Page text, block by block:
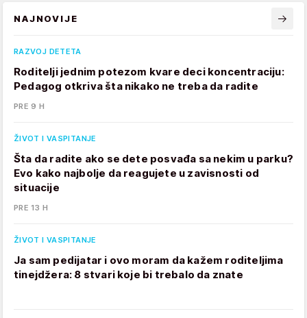
NAJNOVIJE
RAZVOJ DETETA
Roditelji jednim potezom kvare deci koncentraciju:
Pedagog otkriva šta nikako ne treba da radite
PRE 9 H
ŽIVOT I VASPITANJE
Šta da radite ako se dete posvađa sa nekim u parku?
Evo kako najbolje da reagujete u zavisnosti od
situacije
PRE 13 H
ŽIVOT I VASPITANJE
Ja sam pedijatar i ovo moram da kažem roditeljima
tinejdžera: 8 stvari koje bi trebalo da znate